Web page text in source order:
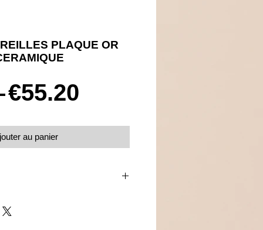
PLAQUE OR
Prix
original
€55.20
promotionnel
au panier
en oxydes de zirconium